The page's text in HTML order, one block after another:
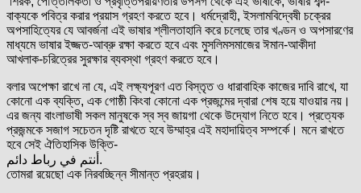
বাক্যকে পবিত্র করার প্রয়াস গ্রহণ করতে হবে। ধর্মদ্রোহী, ইসলামবিদ্বেষী চক্রের
অপসাহিত্যের যে আবর্জনা এই ভাষার শ্লীলতাহানি করে চলেছে তার খণ্ডন ও অপসারণের
মাধ্যমে ভাষার ইজ্জত-আব্রু রক্ষা করতে হবে এবং মুসলিমসমাজের ঈমান-আকীদা
আখলাক-চরিত্রের সুরক্ষার ব্যবস্থা গ্রহণ করতে হবে।
বলার অপেক্ষা রাখে না যে, এই লক্ষ্যপূরণ এত বিস্তৃত ও ধারাবাহিক কাজের দাবি রাখে, যা
কোনো এক ব্যক্তি, এক গোষ্ঠী কিংবা কোনো এক প্রজন্মের দ্বারা শেষ হয়ে যাওয়ার নয়।
এর জন্য বাংলাভাষী সকল মানুষকে স্ব স্ব জায়গা থেকে উদ্যোগ নিতে হবে। প্রত্যেক
প্রজন্মকে সজাগ সচেতন দৃষ্টি রাখতে হবে উম্মাহ্র এই মহাদায়িত্ব সম্পর্কে। মনে রাখতে
হবে সেই ঐতিহাসিক উক্তি-
أنتم في رباط دائم.
তোমরা রয়েছো এক নিরবচ্ছিন্ন সীমান্ত প্রহরায়।